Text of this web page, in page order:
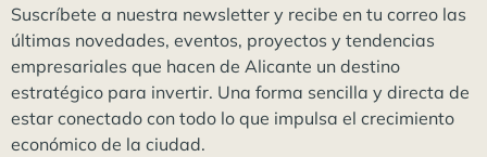
Suscríbete a nuestra newsletter y recibe en tu correo las
últimas novedades, eventos, proyectos y tendencias
empresariales que hacen de Alicante un destino
estratégico para invertir. Una forma sencilla y directa de
estar conectado con todo lo que impulsa el crecimiento
económico de la ciudad.